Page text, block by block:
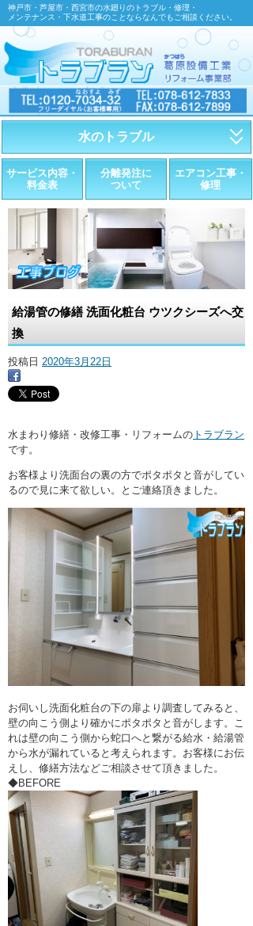
神戸市・芦屋市・西宮市の水廻りのトラブル・修理・
メンテナンス・下水道工事のことならなんでもご相談ください。
水のトラブル
・トイレが詰まったら
・トイレが漏れたら
・水道管が漏れたら
・排水が詰まったら
・水栓金具の取替え
・ここに水栓がほしい
・水廻りメンテナンス
サービス内容・
料金表
分離発注に
ついて
エアコン工事・
修理
給湯管の修繕 洗面化粧台 ウツクシーズへ交
換
投稿日 2020年3月22日
水まわり修繕・改修工事・リフォームの トラブラン
です。
お客様より洗面台の裏の方でポタポタと音がしてい
るので見に来て欲しい。とご連絡頂きました。
お伺いし洗面化粧台の下の扉より調査してみると、
壁の向こう側より確かにポタポタと音がします。こ
れは壁の向こう側から蛇口へと繋がる給水・給湯管
から水が漏れていると考えられます。お客様にお伝
えし、修繕方法などご相談させて頂きました。
◆BEFORE